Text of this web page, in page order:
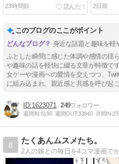
23時間前
2日前
このブログのここがポイント
身近な話題と趣味を軽
ふとした瞬間に感じた体調や感情の揺
や趣味の話を軽快に綴る文章が特徴で
女ゲーや漫画への愛情を交えつつ、
に組み込まれ、親近感と共感を呼び起
1623071 249
週間IN:5190 週間OUT:33840 月間IN:
8
たくあんムスメたち。
2人の娘との毎日を4コマ漫画で